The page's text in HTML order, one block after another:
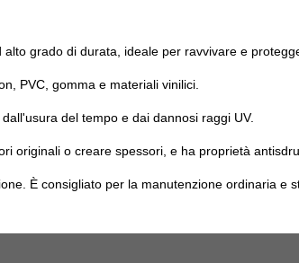
grado di durata, ideale per ravvivare e
PVC, gomma e materiali vinilici.
del tempo e dai dannosi raggi UV.
originali o creare spessori, e ha proprietà
È consigliato per la manutenzione ordinaria e